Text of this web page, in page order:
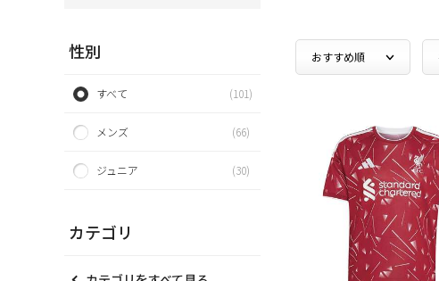
性別
すべて (101)
メンズ (66)
ジュニア (30)
カテゴリ